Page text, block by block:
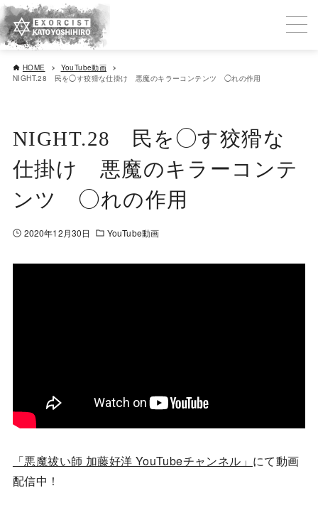
HOME
YouTube動画
NIGHT.28 民を◯す狡猾な仕掛け 悪魔のキラーコンテンツ ◯れの作用
NIGHT.28 民を◯す狡猾な
仕掛け 悪魔のキラーコンテ
ンツ ◯れの作用
2020年12月30日 YouTube動画
「悪魔祓い師 加藤好洋 YouTubeチャンネル」 にて動画
配信中！